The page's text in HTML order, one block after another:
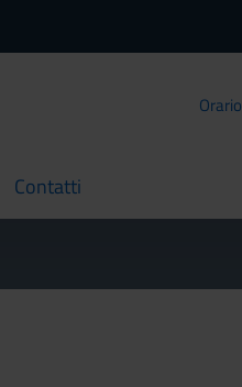
Orario
Contatti
current